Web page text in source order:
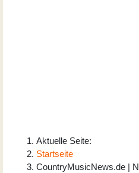
Aktuelle Seite:
Startseite
CountryMusicNews.de |